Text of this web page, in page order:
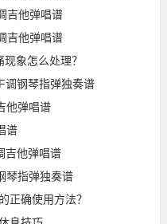
吉他弹唱谱
吉他弹唱谱
象怎么处理？
调钢琴指弹独奏谱
他弹唱谱
谱
吉他弹唱谱
琴指弹独奏谱
确使用方法？